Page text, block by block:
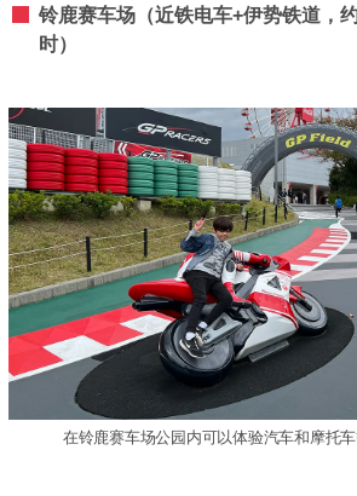
铃鹿赛车场（近铁电车+伊势铁道，
时）
在铃鹿赛车场公园内可以体验汽车和摩托车